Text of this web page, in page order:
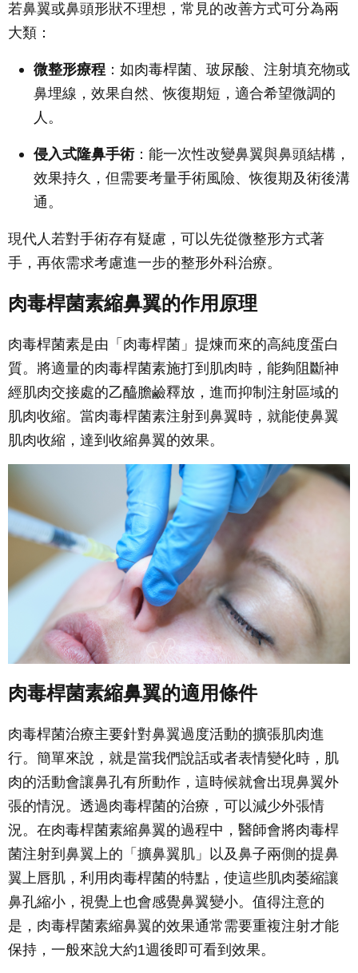
若鼻翼或鼻頭形狀不理想，常見的改善方式可分為兩
大類：
微整形療程 ：如肉毒桿菌、玻尿酸、注射填充物或
鼻埋線，效果自然、恢復期短，適合希望微調的
人。
侵入式隆鼻手術：能一次性改變鼻翼與鼻頭結構，
效果持久，但需要考量手術風險、恢復期及術後溝
通。
現代人若對手術存有疑慮，可以先從微整形方式著
手，再依需求考慮進一步的整形外科治療。
肉毒桿菌素縮鼻翼的作用原理
肉毒桿菌素是由「肉毒桿菌」提煉而來的高純度蛋白
質。將適量的肉毒桿菌素施打到肌肉時，能夠阻斷神
經肌肉交接處的乙醯膽鹼釋放，進而抑制注射區域的
肌肉收縮。當肉毒桿菌素注射到鼻翼時，就能使鼻翼
肌肉收縮，達到收縮鼻翼的效果。
肉毒桿菌素縮鼻翼的適用條件
肉毒桿菌治療主要針對鼻翼過度活動的擴張肌肉進
行。簡單來說，就是當我們說話或者表情變化時，肌
肉的活動會讓鼻孔有所動作，這時候就會出現鼻翼外
張的情況。透過肉毒桿菌的治療，可以減少外張情
況。在肉毒桿菌素縮鼻翼的過程中，醫師會將肉毒桿
菌注射到鼻翼上的「擴鼻翼肌」以及鼻子兩側的提鼻
翼上唇肌，利用肉毒桿菌的特點，使這些肌肉萎縮讓
鼻孔縮小，視覺上也會感覺鼻翼變小。值得注意的
是，肉毒桿菌素縮鼻翼的效果通常需要重複注射才能
保持，一般來說大約1週後即可看到效果。